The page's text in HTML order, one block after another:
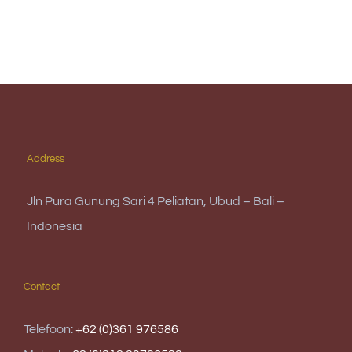
Address
Jln Pura Gunung Sari 4 Peliatan, Ubud – Bali –
Indonesia
Contact
Telefoon:+62 (0)361 976586